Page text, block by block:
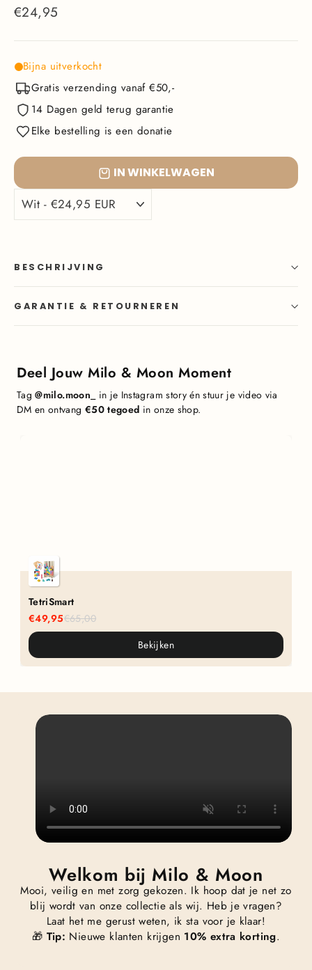
Normale
€24,95
Bijna uitverkocht
Gratis verzending vanaf €50,-
14 Dagen geld terug garantie
Elke bestelling is een donatie
IN WINKELWAGEN
BESCHRIJVING
GARANTIE & RETOURNEREN
Deel Jouw Milo & Moon Moment
Tag@milo.moon_ in je Instagram story én stuur je video via
DM en ontvang €50 tegoed in onze shop.
TetriSmart
€49,95€65,00
Bekijken
Welkom bij Milo & Moon
Mooi, veilig en met zorg gekozen. Ik hoop dat je net zo
blij wordt van onze collectie als wij. Heb je vragen?
Laat het me gerust weten, ik sta voor je klaar!
🎁 Tip: Nieuwe klanten krijgen 10% extra korting.